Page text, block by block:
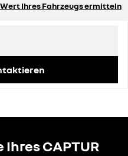
Ihres Fahrzeugs ermitteln
CAPTUR